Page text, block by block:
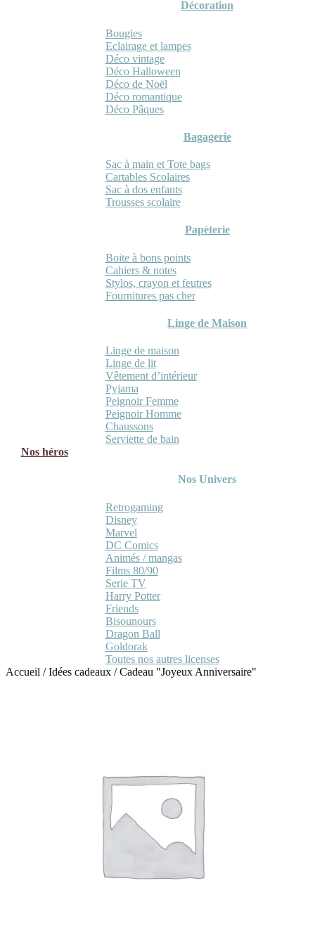
Décoration
Bougies
Eclairage et lampes
Déco vintage
Déco Halloween
Déco de Noël
Déco romantique
Déco Pâques
Bagagerie
Sac à main et Tote bags
Cartables Scolaires
Sac à dos enfants
Trousses scolaire
Papèterie
Boite à bons points
Cahiers & notes
Stylos, crayon et feutres
Fournitures pas cher
Linge de Maison
Linge de maison
Linge de lit
Vêtement d’intérieur
Pyjama
Peignoir Femme
Peignoir Homme
Chaussons
Serviette de bain
Nos héros
Nos Univers
Retrogaming
Disney
Marvel
DC Comics
Animés / mangas
Films 80/90
Serie TV
Harry Potter
Friends
Bisounours
Dragon Ball
Goldorak
Toutes nos autres licenses
Accueil /Idées cadeaux /Cadeau "Joyeux Anniversaire"